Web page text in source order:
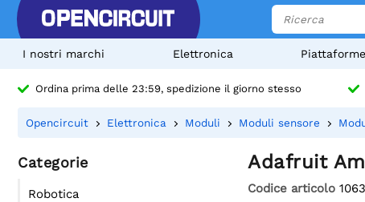
I nostri marchi Elettronica Piattaforme
Ordina prima delle 23:59, spedizione il giorno stesso
Opencircuit Elettronica Moduli Moduli sensore
Categorie
Robotica
Adafruit
Codice articolo 1063